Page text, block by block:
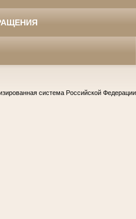
система Российской